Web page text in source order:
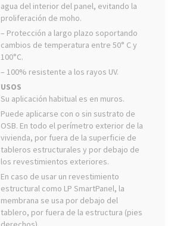
agua del interior del panel, evitando la
proliferación de moho.
– Protección a largo plazo soportando
cambios de temperatura entre 50° C y
100°C.
– 100% resistente a los rayos UV.
USOS
Su aplicación habitual es en muros.
Puede aplicarse con o sin sustrato de
OSB. En todo el perímetro exterior de la
vivienda, por fuera de la superficie de
tableros estructurales y por debajo de
los revestimientos exteriores.
En caso de usar un revestimiento
estructural como LP SmartPanel, la
membrana se usa por debajo del
tablero, por fuera de la estructura (pies